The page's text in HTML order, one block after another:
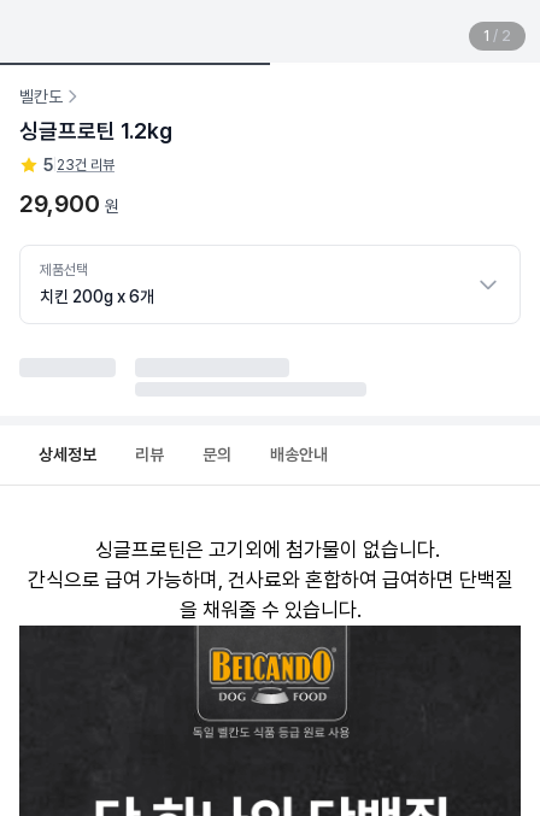
1 / 2
벨칸도
싱글프로틴 1.2kg
5 23건 리뷰
29,900 원
제품선택
치킨 200g x 6개
상세정보 리뷰 문의 배송안내
싱글프로틴은 고기외에 첨가물이 없습니다.
간식으로 급여 가능하며, 건사료와 혼합하여 급여하면 단백질